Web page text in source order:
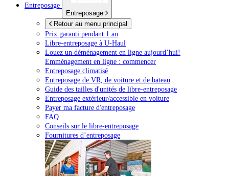
Entreposage
Entreposage
Retour au menu principal
Prix garanti pendant 1 an
Libre-entreposage à U-Haul
Louez un déménagement en ligne aujourd’hui!
Emménagement en ligne : commencer
Entreposage climatisé
Entreposage de VR, de voiture et de bateau
Guide des tailles d'unités de libre-entreposage
Entreposage extérieur/accessible en voiture
Payer ma facture d'entreposage
FAQ
Conseils sur le libre-entreposage
Fournitures d’entreposage